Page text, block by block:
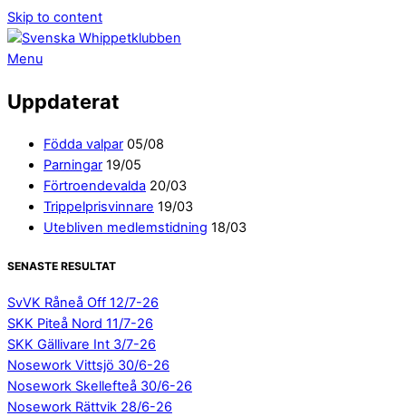
Skip to content
Menu
Uppdaterat
Födda valpar 05/08
Parningar 19/05
Förtroendevalda 20/03
Trippelprisvinnare 19/03
Utebliven medlemstidning 18/03
SENASTE RESULTAT
SvVK Råneå Off 12/7-26
SKK Piteå Nord 11/7-26
SKK Gällivare Int 3/7-26
Nosework Vittsjö 30/6-26
Nosework Skellefteå 30/6-26
Nosework Rättvik 28/6-26